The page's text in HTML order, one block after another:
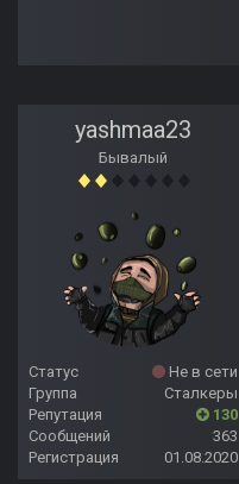
yashmaa23
Бывалый
Статус
Не в сети
Группа
Сталкеры
Репутация
130
Сообщений
363
Регистрация
01.08.2020